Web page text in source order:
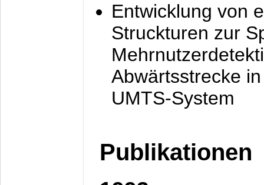
Entwicklung von
Struckturen zur
Abwärtsstrecke
UMTS-System
Publikationen